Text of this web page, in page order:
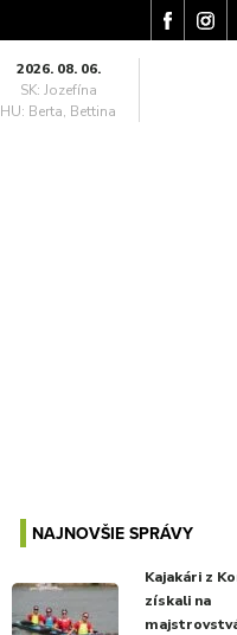
2026. 08. 06.
SK: Jozefína
HU: Berta, Bettina
NAJNOVŠIE SPRÁVY
Kajakári z
získali na